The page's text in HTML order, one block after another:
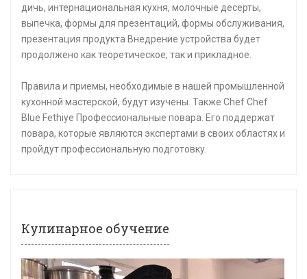
дичь, интернациональная кухня, молочные десерты,
выпечка, формы для презентаций, формы обслуживания,
презентация продукта Внедрение устройства будет
продолжено как теоретическое, так и прикладное.
Правила и приемы, необходимые в нашей промышленной
кухонной мастерской, будут изучены. Также Chef Chef
Blue Fethiye Профессиональные повара. Его поддержат
повара, которые являются экспертами в своих областях и
пройдут профессиональную подготовку.
Кулинарное обучение